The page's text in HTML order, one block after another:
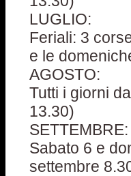
LUGLIO:
Feriali: 3
e le
AGOSTO:
Tutti i giorni
13.30)
SETTEMBRE:
Sabato 6 e
settembre